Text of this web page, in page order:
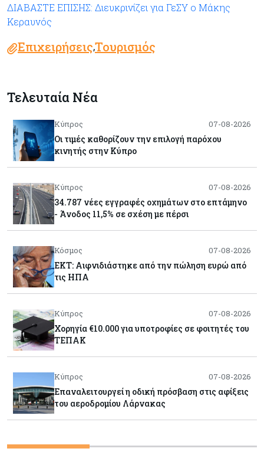
ΔΙΑΒΑΣΤΕ ΕΠΙΣΗΣ: Διευκρινίζει για ΓεΣΥ ο Μάκης
Κεραυνός
Επιχειρήσεις,Τουρισμός
Τελευταία Νέα
Κύπρος 07-08-2026
Οι τιμές καθορίζουν την επιλογή παρόχου
κινητής στην Κύπρο
Κύπρος 07-08-2026
34.787 νέες εγγραφές οχημάτων στο επτάμηνο
- Άνοδος 11,5% σε σχέση με πέρσι
Κόσμος 07-08-2026
ΕΚΤ: Αιφνιδιάστηκε από την πώληση ευρώ από
τις ΗΠΑ
Κύπρος 07-08-2026
Χορηγία €10.000 για υποτροφίες σε φοιτητές του
ΤΕΠΑΚ
Κύπρος 07-08-2026
Επαναλειτουργεί η οδική πρόσβαση στις αφίξεις
του αεροδρομίου Λάρνακας